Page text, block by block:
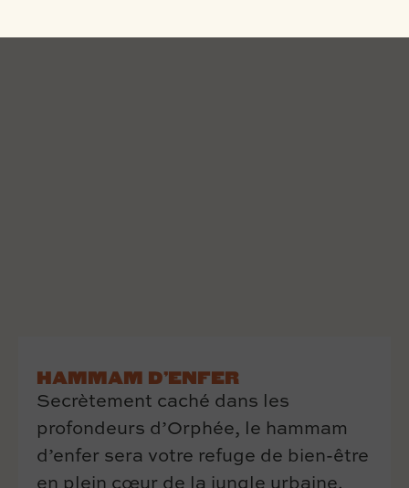
HAMMAM D’ENFER
Secrètement caché dans les
profondeurs d’Orphée, le hammam
d’enfer sera votre refuge de bien-être